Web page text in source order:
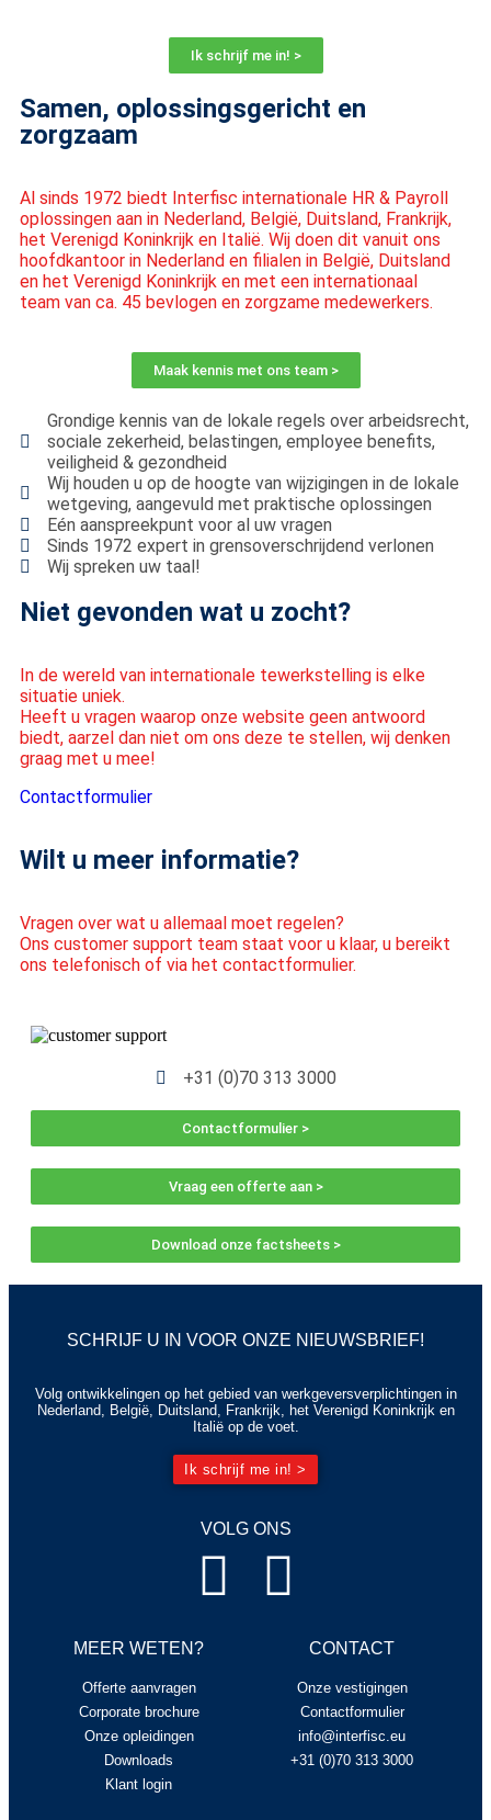
Ik schrijf me in! >
Samen, oplossingsgericht en
zorgzaam
Al sinds 1972 biedt Interfisc internationale HR & Payroll
oplossingen aan in Nederland, België, Duitsland, Frankrijk,
het Verenigd Koninkrijk en Italië. Wij doen dit vanuit ons
hoofdkantoor in Nederland en filialen in België, Duitsland
en het Verenigd Koninkrijk en met een internationaal
team van ca. 45 bevlogen en zorgzame medewerkers.
Maak kennis met ons team >
Grondige kennis van de lokale regels over arbeidsrecht,
sociale zekerheid, belastingen, employee benefits,
veiligheid & gezondheid
Wij houden u op de hoogte van wijzigingen in de lokale
wetgeving, aangevuld met praktische oplossingen
Eén aanspreekpunt voor al uw vragen
Sinds 1972 expert in grensoverschrijdend verlonen
Wij spreken uw taal!
Wilt u meer informatie?
Vragen over wat u allemaal moet regelen?
Ons customer support team staat voor u klaar, u bereikt
ons telefonisch of via het contactformulier.
+31 (0)70 313 3000
Contactformulier >
Vraag een offerte aan >
Download onze factsheets >
Niet gevonden wat u zocht?
In de wereld van internationale tewerkstelling is elke
situatie uniek.
Heeft u vragen waarop onze website geen antwoord
biedt, aarzel dan niet om ons deze te stellen, wij denken
graag met u mee!
Contactformulier
CONTACT
Onze vestigingen
Contactformulier
info@interfisc.eu
+31 (0)70 313 3000
MEER WETEN?
Offerte aanvragen
Corporate brochure
Onze opleidingen
Downloads
Klant login
VOLG ONS
SCHRIJF U IN VOOR ONZE NIEUWSBRIEF!
Volg ontwikkelingen op het gebied van werkgeversverplichtingen in
Nederland, België, Duitsland, Frankrijk, het Verenigd Koninkrijk en
Italië op de voet.
Ik schrijf me in! >